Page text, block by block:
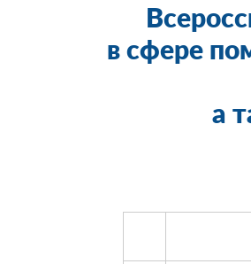
в сфере
а